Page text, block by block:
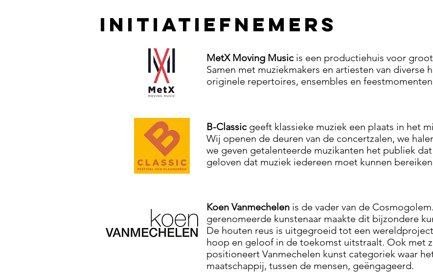
INITIATIEFNEMERS
MetX Moving Music is een productiehuis voor
Samen met muziekmakers en artiesten van diverse
originele repertoires, ensembles en
B-Classic geeft klassieke muziek een plaats in het
Wij openen de deuren van de concertzalen, we
we geven getalenteerde muzikanten het publiek
geloven dat muziek iedereen moet kunnen
Koen Vanmechelen is de vader van de
gerenomeerde kunstenaar maakte dit bijzondere
De houten reus is uitgegroeid tot een
hoop en geloof in de toekomst uitstraalt. Ook met
positioneert Vanmechelen kunst categoriek waar
maatschappij, tussen de mensen, geëngageerd.